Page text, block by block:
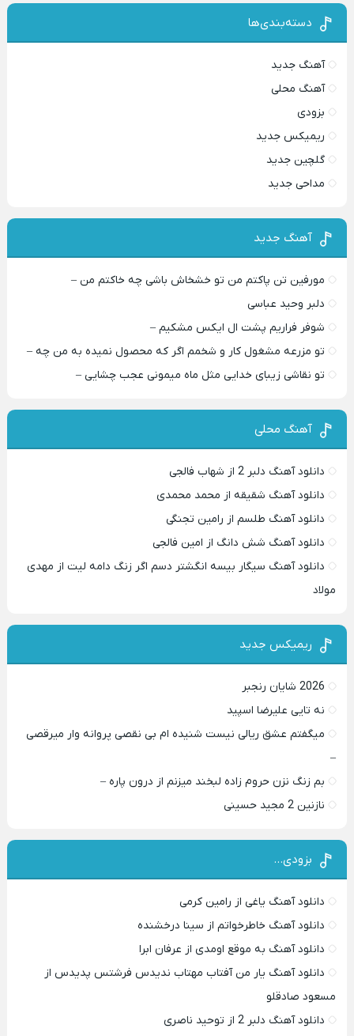
دسته‌بندی‌ها
آهنگ جدید
آهنگ محلی
بزودی
ریمیکس جدید
گلچین جدید
مداحی جدید
آهنگ جدید
مورفین تن پاکتم من تو خشخاش باشی چه خاکتم من –
دلبر وحید عباسی
شوفر فراریم پشت ال ایکس مشکیم –
تو مزرعه مشغول کار و شخمم اگر که محصول نمیده به من چه –
تو نقاشی زیبای خدایی مثل ماه میمونی عجب چشایی –
آهنگ محلی
دانلود آهنگ دلبر 2 از شهاب فالجی
دانلود آهنگ شقیقه از محمد محمدی
دانلود آهنگ طلسم از رامین تجنگی
دانلود آهنگ شش دانگ از امین فالجی
دانلود آهنگ سیگار بیسه انگشتر دسم اگر زنگ دامه لیت از مهدی
مولاد
ریمیکس جدید
2026 شایان رنجبر
نه تایی علیرضا اسپید
میگفتم عشق ریالی نیست شنیده ام بی نقصی پروانه وار میرقصی
–
بم زنگ نزن حروم زاده لبخند میزنم از درون پاره –
نازنین 2 مجید حسینی
بزودی…
دانلود آهنگ یاغی از رامین کرمی
دانلود آهنگ خاطرخواتم از سینا درخشنده
دانلود آهنگ به موقع اومدی از عرفان ابرا
دانلود آهنگ یار من آفتاب مهتاب ندیدس فرشتس پدیدس از
مسعود صادقلو
دانلود آهنگ دلبر 2 از توحید ناصری